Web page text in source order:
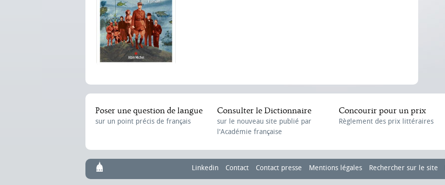
Poser une question de langue
sur un point précis de français
Consulter le Dictionnaire
sur le nouveau site publié par
l'Académie française
Concourir pour un prix
Règlement des prix littéraires
Linkedin Contact Contact presse Mentions légales Rechercher sur le site